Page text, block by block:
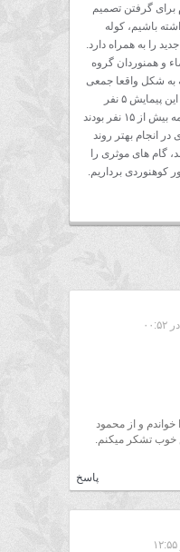
برای گرفتن تصمیم
باشیم، کوله
را به همراه دارد.
و همنوردان گروه
به شکل واقعا جمعی
بود. اگرچه افراد شرکت کننده در این پیمایش ۵ نفر
بودند ولی افراد درگیر در این برنامه بیش از ۱۵ نفر بودند
انجام بهتر روند
گام های موثری را
برداریم.
و از محمود
خوب تشکر میکنم.
پاسخ